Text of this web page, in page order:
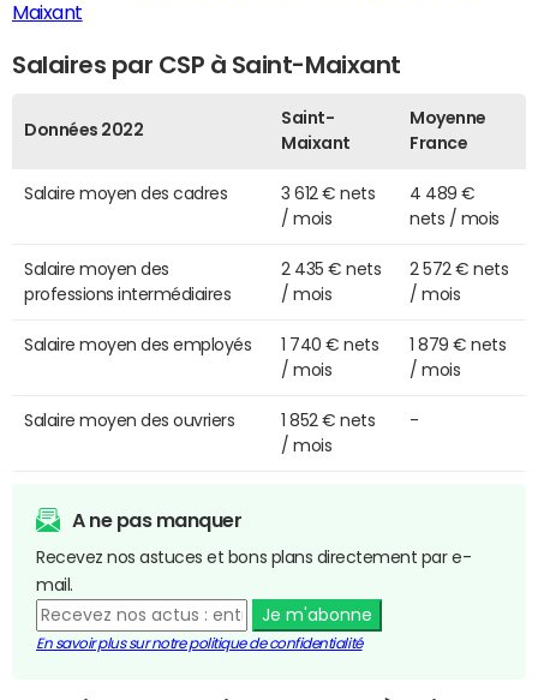
Maixant
Salaires par CSP à Saint-Maixant
Données 2022
Saint-
Maixant
Moyenne
France
Salaire moyen des cadres
3 612 € nets
/ mois
4 489 €
nets / mois
Salaire moyen des
professions intermédiaires
2 435 € nets
/ mois
2 572 € nets
/ mois
Salaire moyen des employés
1 740 € nets
/ mois
1 879 € nets
/ mois
Salaire moyen des ouvriers
1 852 € nets
/ mois
-
A ne pas manquer
Recevez nos astuces et bons plans directement par e-
mail.
Je m'abonne
En savoir plus sur notre politique de confidentialité